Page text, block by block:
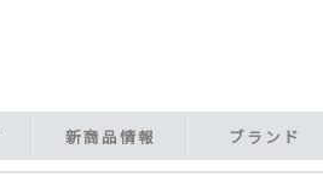
新商品情報 ブランド